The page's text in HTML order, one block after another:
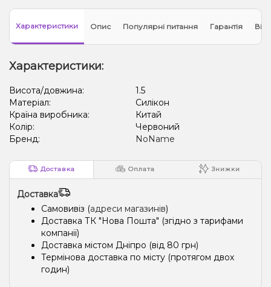
Характеристики Опис Популярні питання Гарантія
Характеристики:
Висота/довжина:
1.5
Матеріал:
Силікон
Країна виробника:
Китай
Колір:
Червоний
Бренд:
NoName
Доставка Оплата Знижки
Доставка
Самовивіз (адреси магазинів)
Доставка ТК "Нова Пошта" (згідно з тарифами
компанії)
Доставка містом Дніпро (від 80 грн)
Термінова доставка по місту (протягом двох
годин)